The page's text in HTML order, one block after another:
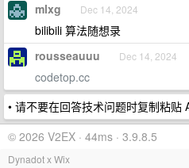
mlxg Dec 14, 2024
bilibili 算法随想录
rousseauuu Dec 14, 2024
codetop.cc
• 请不要在回答技术问题时复制粘贴
© 2026 V2EX · 44ms · 3.9.8.5
Dynadot x Wix